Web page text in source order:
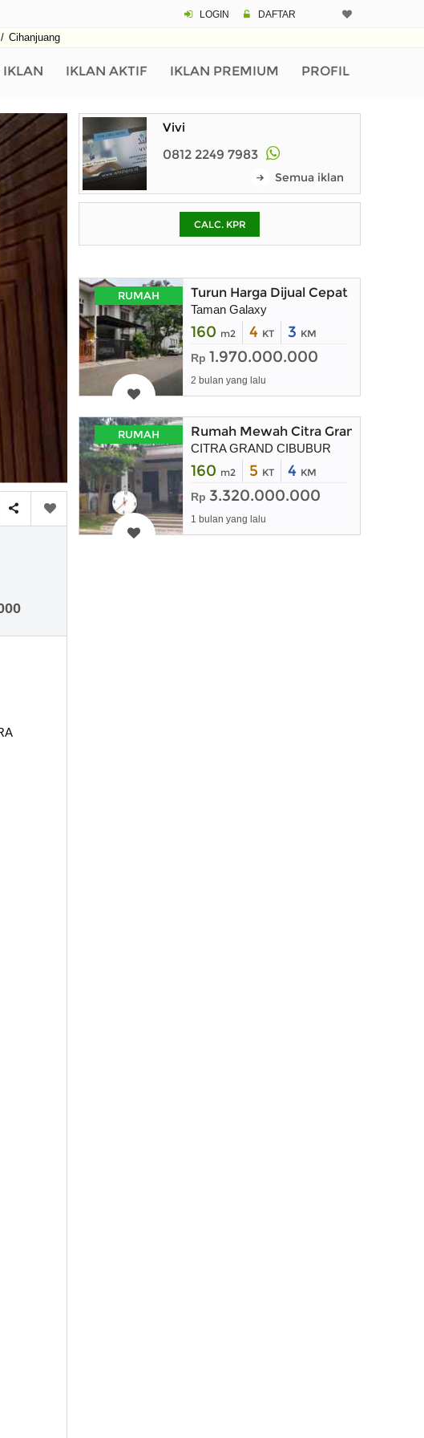
LOGIN DAFTAR
/ Cihanjuang
IKLAN IKLAN AKTIF IKLAN PREMIUM PROFILPinjaman (PIN)
pada kotak-
Vivi
0812 2249 7983
Semua iklan
CALC. KPR
RUMAH Turun Harga Dijual Cepat Rumah 2
Taman Galaxy
160 m2 4 KT 3 KM
Rp 1.970.000.000
2 bulan yang lalu
RUMAH Rumah Mewah Citra Grand Cibubur
CITRA GRAND CIBUBUR
160 m2 5 KT 4 KM
Rp 3.320.000.000
1 bulan yang lalu